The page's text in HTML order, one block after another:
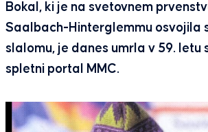
Bokal, ki je na svetovnem
Saalbach-Hinterglemmu osvojila
slalomu, je danes umrla v 59. letu
spletni portal MMC.